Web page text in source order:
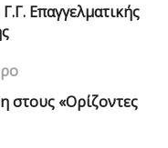
Επαγγελματικής
στους «Ορίζοντες